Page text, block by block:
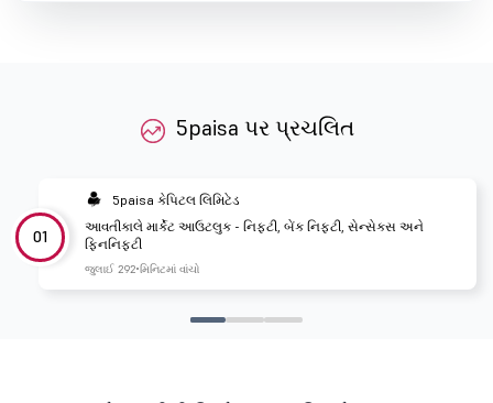
5paisa પર પ્રચલિત
01
5paisa કેપિટલ લિમિટેડ
આવતીકાલે માર્કેટ આઉટલુક - નિફ્ટી, બેંક નિફ્ટી, સેન્સેક્સ અને
ફિનનિફ્ટી
જુલાઈ 292 મિનિટમાં વાંચો